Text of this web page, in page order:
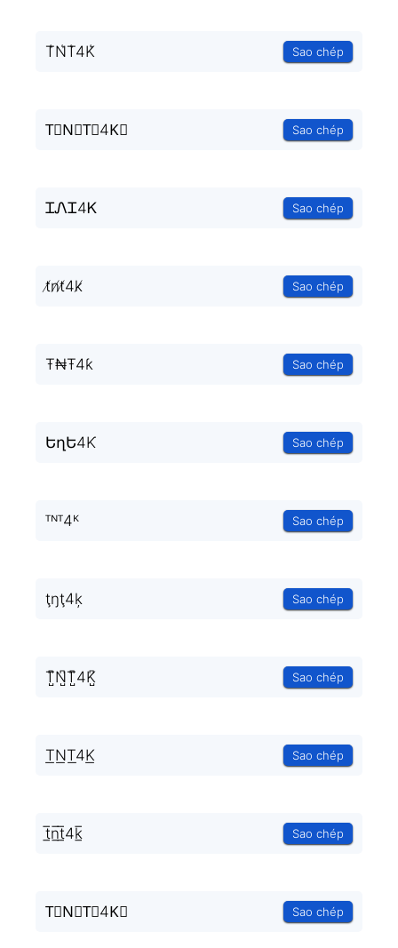
T͛N͛T͛4K͛ Sao chép
T⃒N⃒T⃒4K⃒ Sao chép
ᏆᏁᏆ4Ꮶ Sao chép
t̸n̸t̸4k̸ Sao chép
Ŧ₦Ŧ4ƙ Sao chép
ԵղԵ4Ƙ Sao chép
ᵀᴺᵀ4ᴷ Sao chép
ţŋţ4ķ Sao chép
T̺͆N̺͆T̺͆4K̺͆ Sao chép
T͟N͟T͟4K͟ Sao chép
t̲̅n̲̅t̲̅4k̲̅ Sao chép
T⃣N⃣T⃣4K⃣ Sao chép